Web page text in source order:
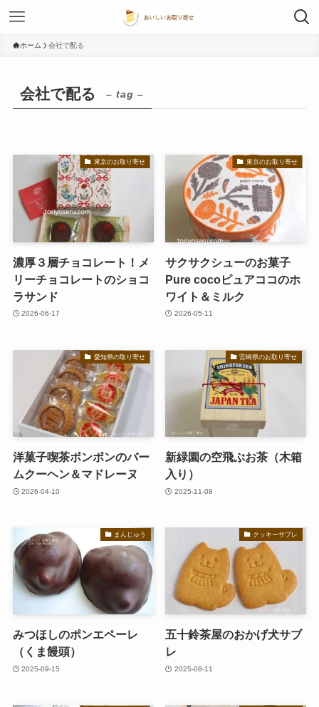
ホーム 会社で配る
会社で配る – tag –
東京のお取り寄せ
濃厚３層チョコレート！メ
リーチョコレートのショコ
ラサンド
2026-06-17
東京のお取り寄せ
サクサクシューのお菓子
Pure cocoピュアココのホ
ワイト＆ミルク
2026-05-11
愛知県の取り寄せ
洋菓子喫茶ボンボンのバー
ムクーヘン＆マドレーヌ
2026-04-10
宮崎県のお取り寄せ
新緑園の空飛ぶお茶（木箱
入り）
2025-11-08
まんじゅう
みつほしのポンエペーレ
（くま饅頭）
2025-09-15
クッキーサブレ
五十鈴茶屋のおかげ犬サブ
レ
2025-08-11